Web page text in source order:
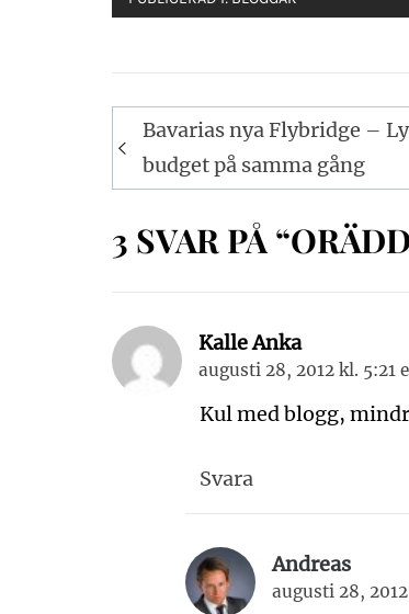
Inläggsnavigering
Bavarias nya Flybridge –
budget på samma gång
3 SVAR PÅ
Kalle Anka
augusti 28, 2012 kl. 5:21
Kul med blogg,
Svara
Andreas
augusti 28,